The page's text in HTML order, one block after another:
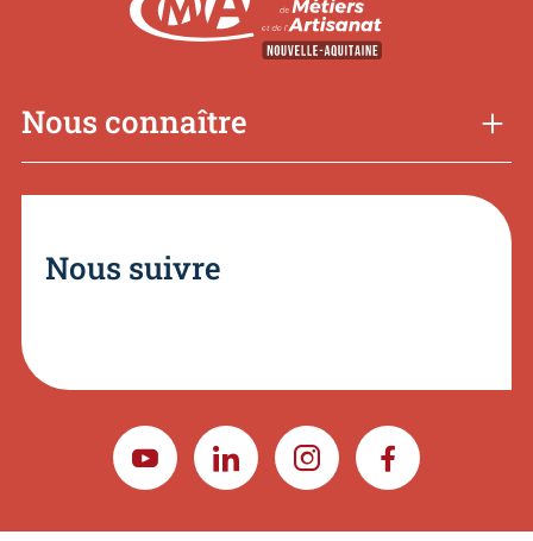
Nous connaître
Nous suivre
YOUTUBELINKEDININSTAGRAMFACEBOOK